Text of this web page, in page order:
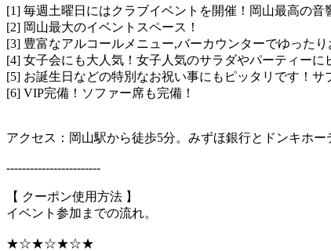
[1] 毎週土曜日にはクラブイベントを開催！岡山最高の音
[2] 岡山最大のイベントスペース！
[3] 豊富なアルコールメニュー,バーカウンターでゆったり
[4] 女子会にも大人気！女子人気のサラダやパーティーに
[5] お誕生日などの特別なお祝い事にもピッタリです！サ
[6] VIP完備！ソファー席も完備！
アクセス：岡山駅から徒歩5分。みずほ銀行とドンキホ
------------------------
【 クーポン使用方法 】
イベント参加までの流れ。
★☆★☆★☆★